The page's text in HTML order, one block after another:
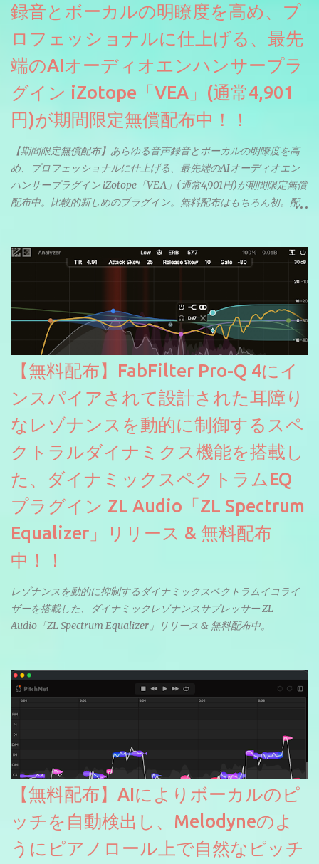
録音とボーカルの明瞭度を高め、プ
ロフェッショナルに仕上げる、最先
端のAIオーディオエンハンサープラ
グイン iZotope「VEA」(通常4,901
円)が期間限定無償配布中！！
【期間限定無償配布】あらゆる音声録音とボーカルの明瞭度を高
め、プロフェッショナルに仕上げる、最先端のAIオーディオエン
ハンサープラグイン iZotope「VEA」(通常4,901円)が期間限定無償
配布中。比較的新しめのプラグイン。無料配布はもちろん初。配
【無料配布】FabFilter Pro-Q 4にイ
ンスパイアされて設計された耳障り
なレゾナンスを動的に制御するスペ
クトラルダイナミクス機能を搭載し
た、ダイナミックスペクトラムEQ
プラグイン ZL Audio「ZL Spectrum
Equalizer」リリース & 無料配布
中！！
レゾナンスを動的に抑制するダイナミックスペクトラムイコライ
ザーを搭載した、ダイナミックレゾナンスサプレッサー ZL
Audio「ZL Spectrum Equalizer」リリース & 無料配布中。
【無料配布】AIによりボーカルのピ
ッチを自動検出し、Melodyneのよ
うにピアノロール上で自然なピッチ